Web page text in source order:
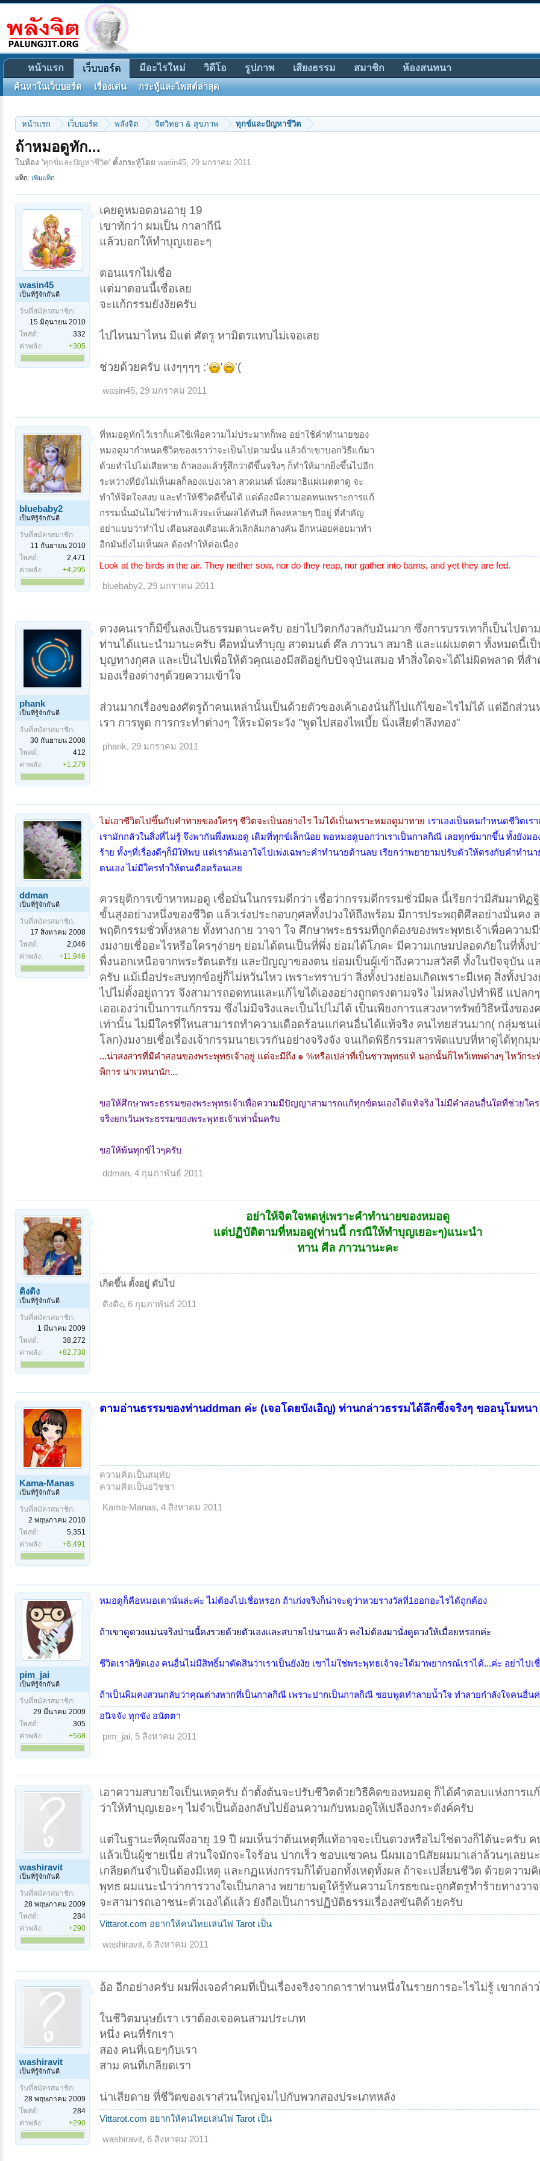
หน้าแรก เว็บบอร์ด พลังจิต จิตวิทยา & สุขภาพ ทุกข์และปัญหาชีวิต
ถ้าหมอดูทัก...
ในห้อง 'ทุกข์และปัญหาชีวิต' ตั้งกระทู้โดย wasin45, 29 มกราคม 2011.
แท็ก: เพิ่มแท็ก
wasin45
เป็นที่รู้จักกันดี
วันที่สมัครสมาชิก:
15 มิถุนายน 2010
โพสต์:
332
ค่าพลัง:
+305
เคยดูหมอตอนอายุ 19
เขาทักว่า ผมเป็น กาลากีนี
แล้วบอกให้ทำบุญเยอะๆ
ตอนแรกไม่เชื่อ
แต่มาตอนนี้เชื่อเลย
จะแก้กรรมยังงัยครับ
ไปไหนมาไหน มีแต่ ศัตรู หามิตรแทบไม่เจอเลย
ช่วยด้วยครับ แงๆๆๆๆ :' ' '(
wasin45, 29 มกราคม 2011
bluebaby2
เป็นที่รู้จักกันดี
วันที่สมัครสมาชิก:
11 กันยายน 2010
โพสต์:
2,471
ค่าพลัง:
+4,295
ที่หมอดูทักไว้เราก็แค่ใช้เพื่อความไม่ประมาทก็พอ อย่าใช้คำทำนายของ
หมอดูมากำหนดชีวิตของเราว่าจะเป็นไปตามนั้น แล้วถ้าเขาบอกวิธีแก้มา
ด้วยทำไปไม่เสียหาย ถ้าลองแล้วรู้สึกว่าดีขึ้นจริงๆ ก็ทำให้มากยิ่งขึ้นไปอีก
ระหว่างที่ยังไม่เห็นผลก็ลองแบ่งเวลา สวดมนต์ นั่งสมาธิแผ่เมตตาดู จะ
ทำให้จิตใจสงบ และทำให้ชีวิตดีขึ้นได้ แต่ต้องมีความอดทนเพราะการแก้
กรรมนั้นมันไม่ใช่ว่าทำแล้วจะเห็นผลได้ทันที ก็คงหลายๆ ปีอยู่ ที่สำคัญ
อย่าแบบว่าทำไป เดือนสองเดือนแล้วเลิกล้มกลางคัน อีกหน่อยค่อยมาทำ
อีกมันยิ่งไม่เห็นผล ต้องทำให้ต่อเนื่อง
Look at the birds in the air. They neither sow, nor do they reap, nor gather into barns, and yet they are fed.
bluebaby2, 29 มกราคม 2011
phank
เป็นที่รู้จักกันดี
วันที่สมัครสมาชิก:
30 กันยายน 2008
โพสต์:
412
ค่าพลัง:
+1,279
ดวงคนเราก็มีขึ้นลงเป็นธรรมดานะครับ อย่าไปวิตกกังวลกับมันมาก ซึ่งการบรรเทาก็เป็นไปตา
ท่านได้แนะนำมานะครับ คือหมั่นทำบุญ สวดมนต์ ศ๊ล ภาวนา สมาธิ และแผ่เมตตา ทั้งหมดนี้เป็
บุญทางกุศล และเป็นไปเพื่อให้ตัวคุณเองมีสติอยู่กับปัจจุบันเสมอ ทำสิ่งใดจะได้ไม่ผิดพลาด ที่ส
มองเรื่องต่างๆด้วยความเข้าใจ
ส่วนมากเรื่องของศัตรูถ้าคนเหล่านั้นเป็นด้วยตัวของเค้าเองนั่นก็ไปแก้ไขอะไรไม่ได้ แต่อีกส่ว
เรา การพูด การกระทำต่างๆ ให้ระมัดระวัง "พูดไปสองไพเบี้ย นิ่งเสียตำลึงทอง"
phank, 29 มกราคม 2011
ddman
เป็นที่รู้จักกันดี
วันที่สมัครสมาชิก:
17 สิงหาคม 2008
โพสต์:
2,046
ค่าพลัง:
+11,946
ไม่เอาชีวิตไปขึ้นกับคำทายของใครๆ ชีวิตจะเป็นอย่างไร ไม่ได้เป็นเพราะหมอดูมาทาย เราเองเป็นคนกำหนดชีวิตเร
เรามักกลัวในสิ่งที่ไม่รู้ จึงพากันพึ่งหมอดู เดิมที่ทุกข์เล็กน้อย พอหมอดูบอกว่าเราเป็นกาลกิณี เลยทุกข์มากขึ้น ทั้งยังมอ
ร้าย ทั้งๆที่เรื่องดีๆก็มีให้พบ แต่เราดันเอาใจไปเพ่งเฉพาะคำทำนายด้านลบ เรียกว่าพยายามปรับตัวให้ตรงกับคำทำน
ตนเอง ไม่มีใครทำให้ตนเดือดร้อนเลย
ควรยุติการเข้าหาหมอดู เชื่อมั่นในกรรมดีกว่า เชื่อว่ากรรมดีกรรมชั่วมีผล นี้เรียกว่ามีสัมมาทิฏ
ขั้นสูงอย่างหนึ่งของชีวิต แล้วเร่งประกอบกุศลทั้งปวงให้ถึงพร้อม มีการประพฤติศีลอย่างมั่นคง ล
พฤติกรรมชั่วทั้งหลาย ทั้งทางกาย วาจา ใจ ศึกษาพระธรรมที่ถูกต้องของพระพุทธเจ้าเพื่อควา
งมงายเชื่ออะไรหรือใครๆง่ายๆ ย่อมได้ตนเป็นที่พึ่ง ย่อมได้โภคะ มีความเกษมปลอดภัยในที่ทั้งป
พื่งนอกเหนือจากพระรัตนตรัย และปัญญาของตน ย่อมเป็นผู้เข้าถึงความสวัสดี ทั้งในปัจจุบัน แ
ครับ แม้เมื่อประสบทุกข์อยู่ก็ไม่หวั่นไหว เพราะทราบว่า สิ่งทั้งปวงย่อมเกิดเพราะมีเหตุ สิ่งทั้งปว
ไปไม่ตั้งอยู่ถาวร จึงสามารถอดทนและแก้ไขได้เองอย่างถูกตรงตามจริง ไม่หลงไปทำพิธี แปลก
เออเองว่าเป็นการแก้กรรม ซึ่งไม่มีจริงและเป็นไปไม่ได้ เป็นเพียงการแสวงหาทรัพย์วิธีหนึ่งขอ
เท่านั้น ไม่มีใครที่ใหนสามารถทำความเดือดร้อนแก่คนอื่นได้แท้จริง คนไทยส่วนมาก( กลุ่มชน
โลก)งมงายเชื่อเรื่องเจ้ากรรมนายเวรกันอย่างจริงจัง จนเกิดพิธีกรรมสารพัดแบบที่หาดูได้ทุกมุ
...น่าสงสารที่มีคำสอนของพระพุทธเจ้าอยู่ แต่จะมีถึง ๑ %หรือเปล่าที่เป็นชาวพุทธแท้ นอกนั้นก็ไหว้เทพต่างๆ ไหว้กระ
พิการ น่าเวทนานัก...
ขอให้ศึกษาพระธรรมของพระพุทธเจ้าเพื่อความมีปัญญาสามารถแก้ทุกข์ตนเองได้แท้จริง ไม่มีคำสอนอื่นใดที่ช่วยใค
จริงยกเว้นพระธรรมของพระพุทธเจ้าเท่านั้นครับ
ขอให้พ้นทุกข์ไวๆครับ
ddman, 4 กุมภาพันธ์ 2011
ติงติง
เป็นที่รู้จักกันดี
วันที่สมัครสมาชิก:
1 มีนาคม 2009
โพสต์:
38,272
ค่าพลัง:
+82,738
อย่าให้จิตใจหดหู่เพราะคำทำนายของหมอดู
แต่ปฏิบัติตามที่หมอดู(ท่านนี้ กรณีให้ทำบุญเยอะๆ)แนะนำ
ทาน ศีล ภาวนานะคะ
เกิดขึ้น ตั้งอยู่ ดับไป
ติงติง, 6 กุมภาพันธ์ 2011
Kama-Manas
เป็นที่รู้จักกันดี
วันที่สมัครสมาชิก:
2 พฤษภาคม 2010
โพสต์:
5,351
ค่าพลัง:
+6,491
ตามอ่านธรรมของท่านddman ค่ะ (เจอโดยบังเอิญ) ท่านกล่าวธรรมได้ลึกซึ้งจริงๆ ขออนุโมทนา
ความคิดเป็นสมุทัย
ความคิดเป็นอวิชชา
Kama-Manas, 4 สิงหาคม 2011
pim_jai
เป็นที่รู้จักกันดี
วันที่สมัครสมาชิก:
29 มีนาคม 2009
โพสต์:
305
ค่าพลัง:
+568
หมอดูก็คือหมอเดานั่นล่ะค่ะ ไม่ต้องไปเชื่อหรอก ถ้าเก่งจริงก็น่าจะดูว่าหวยรางวัลที่1ออกอะไรได้ถูกต้อง
ถ้าเขาดูดวงแม่นจริงป่านนี้คงรวยด้วยตัวเองและสบายไปนานแล้ว คงไม่ต้องมานั่งดูดวงให้เมื่อยหรอกค่ะ
ชีวิตเราลิขิตเอง คนอื่นไม่มีสิทธิ์มาตัดสินว่าเราเป็นยังงัย เขาไม่ใช่พระพุทธเจ้าจะได้มาพยากรณ์เราได้...ค่ะ อย่าไปเ
ถ้าเป็นพิมคงสวนกลับว่าคุณต่างหากที่เป็นกาลกิณี เพราะปากเป็นกาลกิณี ชอบพูดทำลายน้ำใจ ทำลายกำลังใจคนอื่น
อนิจจัง ทุกขัง อนัตตา
pim_jai, 5 สิงหาคม 2011
washiravit
เป็นที่รู้จักกันดี
วันที่สมัครสมาชิก:
28 พฤษภาคม 2009
โพสต์:
284
ค่าพลัง:
+290
เอาความสบายใจเป็นเหตุครับ ถ้าตั้งต้นจะปรับชีวิตด้วยวิธีคิดของหมอดู ก็ได้คำตอบแห่งการแ
ว่าให้ทำบุญเยอะๆ ไม่จำเป็นต้องกลับไปย้อนความกับหมอดูให้เปลืองกระตังค์ครับ
แต่ในฐานะที่คุณพึ่งอายุ 19 ปี ผมเห็นว่าต้นเหตุที่แท้อาจจะเป็นดวงหรือไม่ใช่ดวงก็ได้นะครับ ค
แล้วเป็นผู้ชายเนี่ย ส่วนใจมักจะใจร้อน ปากเร็ว ชอบแซวคน นี่ผมเอานิสัยผมมาเล่าล้วนๆเลยน
เกลียดกันจำเป็นต้องมีเหตุ และกฏแห่งกรรมก็ได้บอกทั้งเหตุทั้งผล ถ้าจะเปลี่ยนชีวิต ด้วยความ
พุทธ ผมแนะนำว่าการวางใจเป็นกลาง พยายามดูให้รู้ทันความโกรธขณะถูกศัตรูทำร้ายทางวา
จะสามารถเอาชนะตัวเองได้แล้ว ยังถือเป็นการปฏิบัติธรรมเรื่องสขันติด้วยครับ
Vittarot.com อยากให้คนไทยเล่นไพ่ Tarot เป็น
washiravit, 6 สิงหาคม 2011
washiravit
เป็นที่รู้จักกันดี
วันที่สมัครสมาชิก:
28 พฤษภาคม 2009
โพสต์:
284
ค่าพลัง:
+290
อ้อ อีกอย่างครับ ผมพึ่งเจอคำคมที่เป็นเรื่องจริงจากดาราท่านหนึ่งในรายการอะไรไม่รู้ เขากล่า
ในชีวิตมนุษย์เรา เราต้องเจอคนสามประเภท
หนึ่ง คนที่รักเรา
สอง คนที่เฉยๆกับเรา
สาม คนที่เกลียดเรา
น่าเสียดาย ที่ชีวิตของเราส่วนใหญ่จมไปกับพวกสองประเภทหลัง
Vittarot.com อยากให้คนไทยเล่นไพ่ Tarot เป็น
washiravit, 6 สิงหาคม 2011
หน้าแรก เว็บบอร์ด
ค้นหาในเว็บบอร์ด เรื่องเด่น กระทู้และโพสต์ล่าสุด
มีอะไรใหม่ วิดีโอ รูปภาพ เสียงธรรม สมาชิก ห้องสนทนา